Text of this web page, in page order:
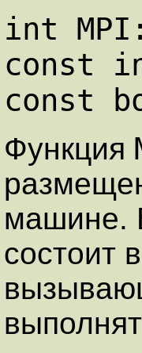
int
const
const
Функция
машине.
состоит